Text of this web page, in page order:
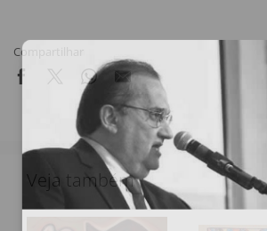
Compartilhar
Veja também